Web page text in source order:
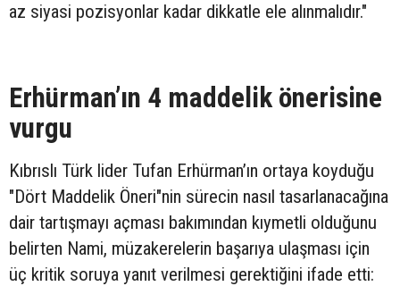
az siyasi pozisyonlar kadar dikkatle ele alınmalıdır."
Erhürman’ın 4 maddelik önerisine
vurgu
Kıbrıslı Türk lider Tufan Erhürman’ın ortaya koyduğu
"Dört Maddelik Öneri"nin sürecin nasıl tasarlanacağına
dair tartışmayı açması bakımından kıymetli olduğunu
belirten Nami, müzakerelerin başarıya ulaşması için
üç kritik soruya yanıt verilmesi gerektiğini ifade etti: